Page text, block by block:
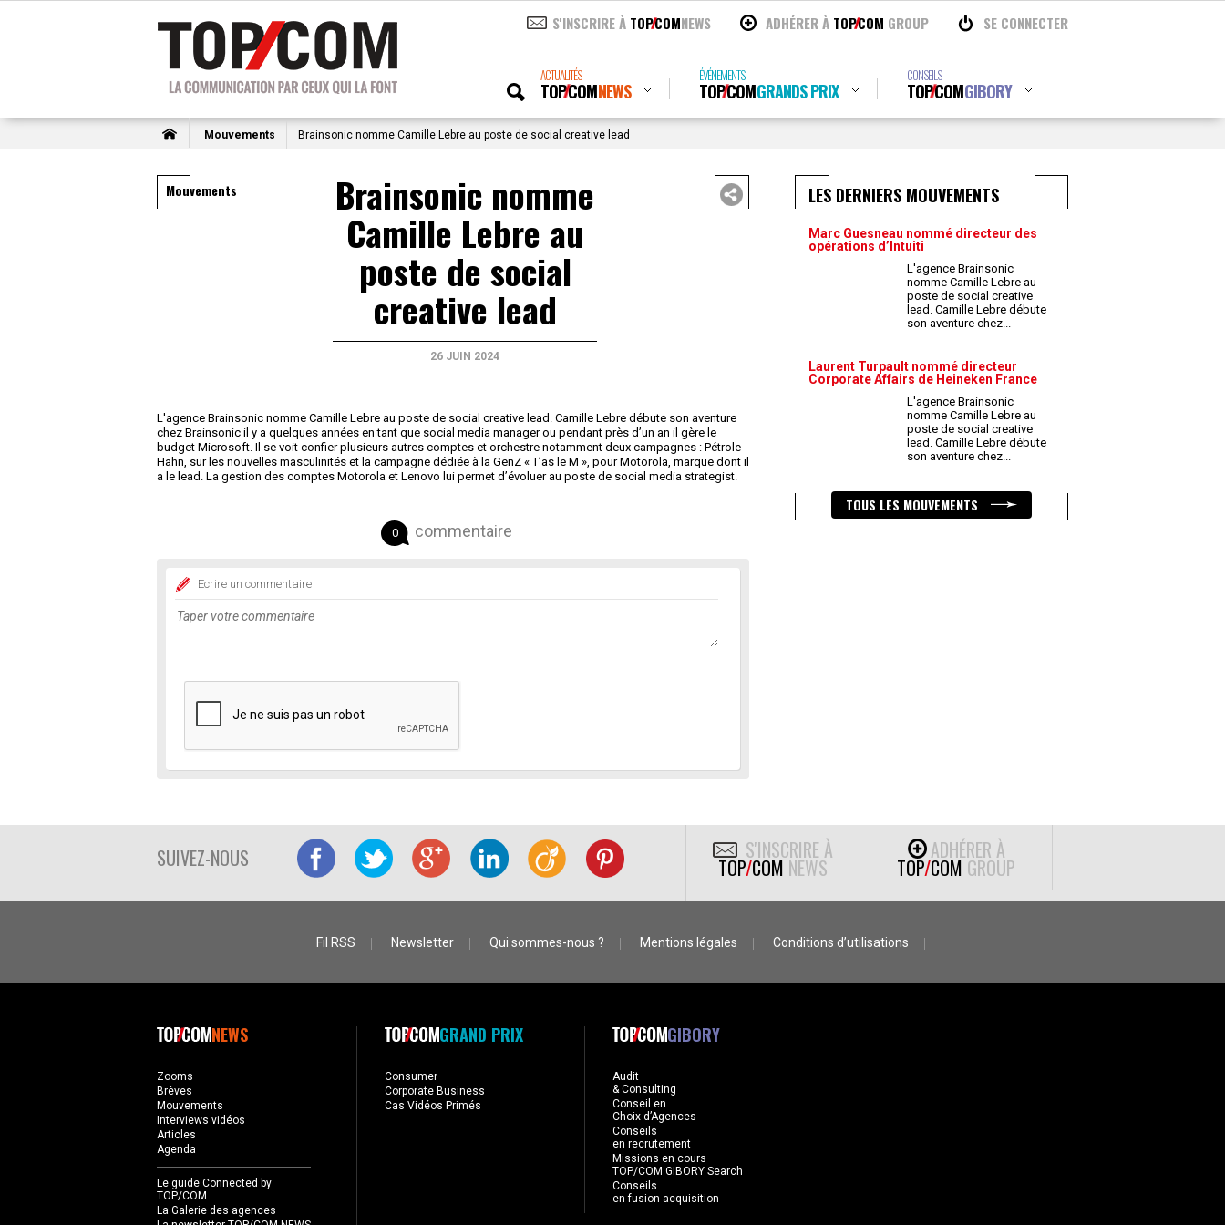
S'INSCRIRE À TOPCOMNEWS ADHÉRER À TOPCOM GROUP SE CONNECTER
ACTUALITÉS
TOPCOMNEWS
ÉVÉNEMENTS
TOPCOMGRANDS PRIX
CONSEILS
TOPCOMGIBORY
Mouvements Brainsonic nomme Camille Lebre au poste de social creative lead
Mouvements Brainsonic nomme
Camille Lebre au
poste de social
creative lead
26 JUIN 2024
L'agence Brainsonic nomme Camille Lebre au poste de social creative lead. Camille Lebre débute son aventure
chez Brainsonic il y a quelques années en tant que social media manager ou pendant près d’un an il gère le
budget Microsoft. Il se voit confier plusieurs autres comptes et orchestre notamment deux campagnes : Pétrole
Hahn, sur les nouvelles masculinités et la campagne dédiée à la GenZ « T’as le M », pour Motorola, marque dont il
a le lead. La gestion des comptes Motorola et Lenovo lui permet d’évoluer au poste de social media strategist.
0 commentaire
Ecrire un commentaire
LES DERNIERS MOUVEMENTS
Marc Guesneau nommé directeur des
opérations d’Intuiti
L'agence Brainsonic
nomme Camille Lebre au
poste de social creative
lead. Camille Lebre débute
son aventure chez...
Laurent Turpault nommé directeur
Corporate Affairs de Heineken France
L'agence Brainsonic
nomme Camille Lebre au
poste de social creative
lead. Camille Lebre débute
son aventure chez...
TOUS LES MOUVEMENTS
SUIVEZ-NOUS S'INSCRIRE À
TOP/COM NEWS
ADHÉRER À
TOP/COM GROUP
Fil RSS Newsletter Qui sommes-nous ? Mentions légales Conditions d’utilisations
NEWS
Zooms
Brèves
Mouvements
Interviews vidéos
Articles
Agenda
Le guide Connected by
TOP/COM
La Galerie des agences
GRAND PRIX
Consumer
Corporate Business
Cas Vidéos Primés
GIBORY
Audit
& Consulting
Conseil en
Choix d’Agences
Conseils
en recrutement
Missions en cours
TOP/COM GIBORY Search
Conseils
en fusion acquisition